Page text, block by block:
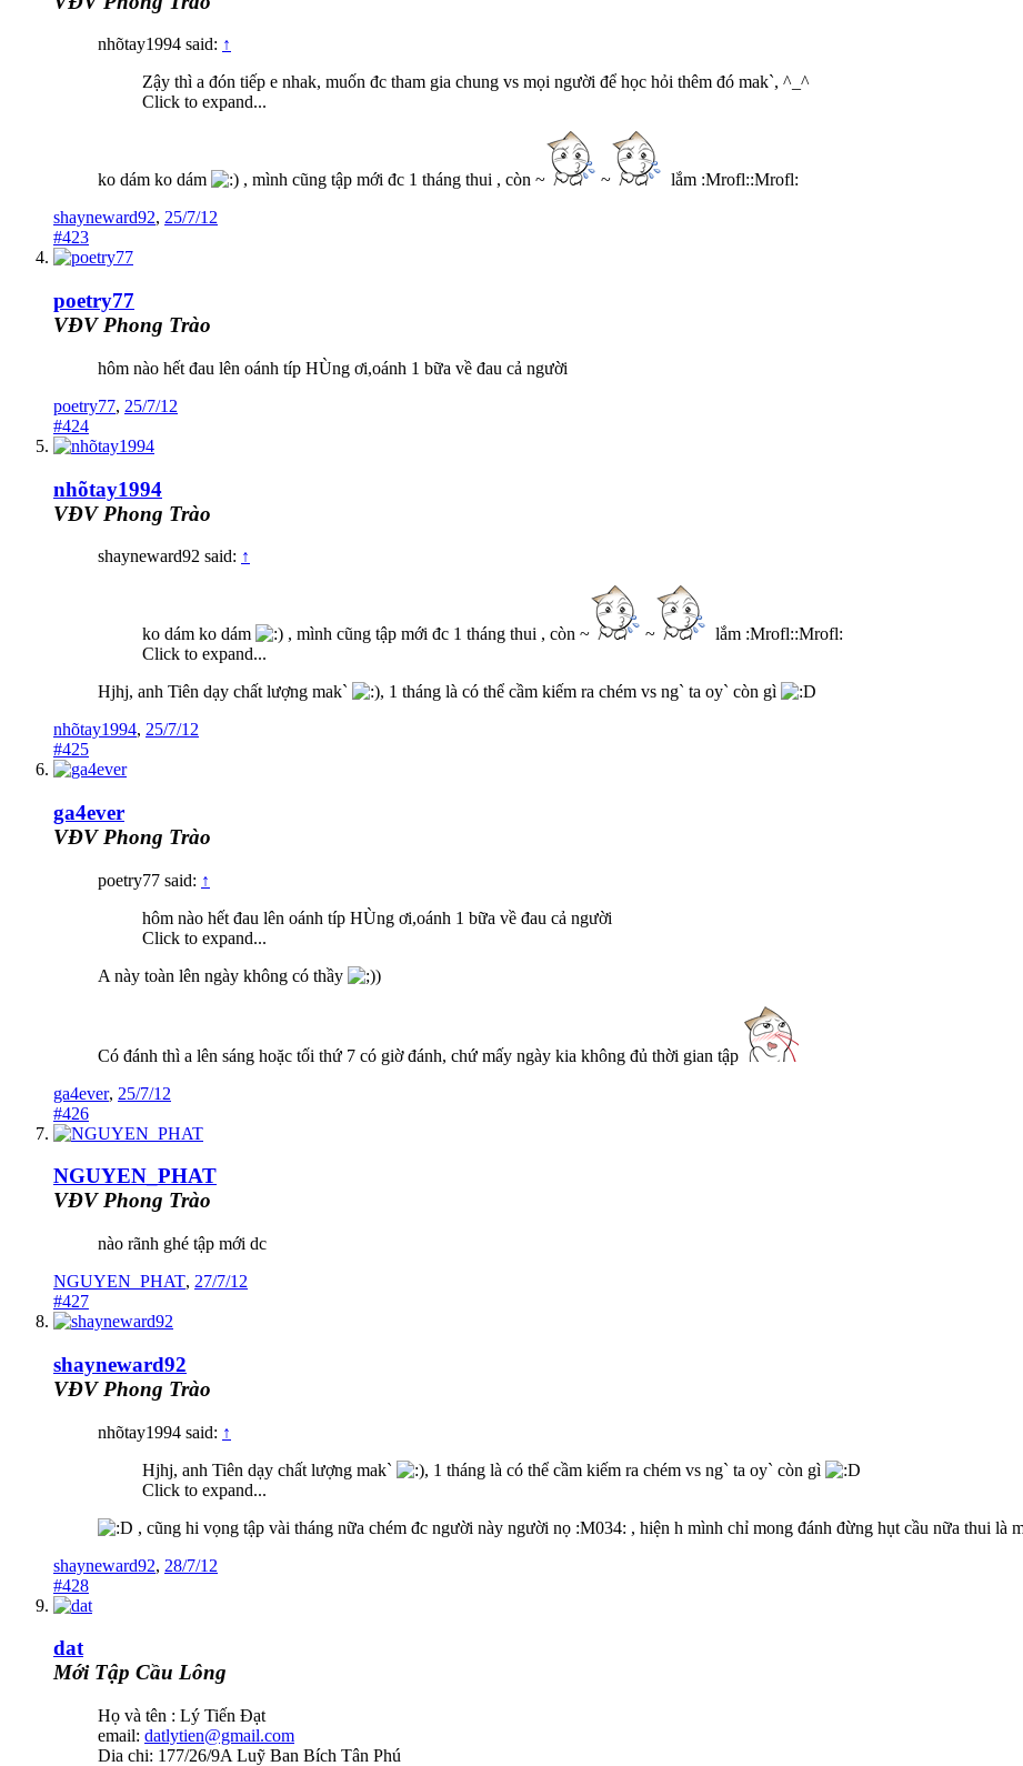
nhõtay1994 said: ↑
Zậy thì a đón tiếp e nhak, muốn đc tham gia chung vs mọi người để học hỏi thêm đó mak`, ^_^
Click to expand...
ko dám ko dám , mình cũng tập mới đc 1 tháng thui , còn ~ ~
lắm :Mrofl::Mrofl:
shayneward92, 25/7/12
#423
poetry77
VĐV Phong Trào
hôm nào hết đau lên oánh típ HÙng ơi,oánh 1 bữa về đau cả người
poetry77, 25/7/12
#424
nhõtay1994
VĐV Phong Trào
shayneward92 said: ↑
ko dám ko dám , mình cũng tập mới đc 1 tháng thui , còn ~ ~
lắm :Mrofl::Mrofl:
Click to expand...
Hjhj, anh Tiên dạy chất lượng mak`
, 1 tháng là có thể cầm kiếm ra chém vs ng` ta oy` còn gì
nhõtay1994, 25/7/12
#425
ga4ever
VĐV Phong Trào
poetry77 said: ↑
hôm nào hết đau lên oánh típ HÙng ơi,oánh 1 bữa về đau cả người
Click to expand...
A này toàn lên ngày không có thầy
)
Có đánh thì a lên sáng hoặc tối thứ 7 có giờ đánh, chứ mấy ngày kia không đủ thời gian tập
ga4ever, 25/7/12
#426
NGUYEN_PHAT
VĐV Phong Trào
nào rãnh ghé tập mới dc
NGUYEN_PHAT, 27/7/12
#427
shayneward92
VĐV Phong Trào
nhõtay1994 said: ↑
Hjhj, anh Tiên dạy chất lượng mak`
, 1 tháng là có thể cầm kiếm ra chém vs ng` ta oy` còn gì
Click to expand...
, cũng hi vọng tập vài tháng nữa chém đc người này người nọ :M034: , hiện h mình chỉ mong đánh đừng hụt cầu nữa thui là
shayneward92, 28/7/12
#428
dat
Mới Tập Cầu Lông
Họ và tên : Lý Tiến Đạt
email: datlytien@gmail.com
Dia chi: 177/26/9A Luỹ Ban Bích Tân Phú